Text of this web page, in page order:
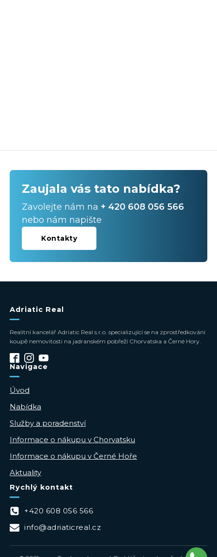
Zaujala vás tato nabídka?
Zavolejte nám na + 420 608 056 566
nebo nám napište
Kontakty
Adriatic Real
Realitní kancelář Adriatic Real s.r.o. specializující se na zprostředkování
koupě nemovitosti na jadranském pobřeží Chorvatska a Černé Hory.
Navigace
Úvod
Nabídka
Služby a poradenství
Informace o nákupu v Chorvatsku
Informace o nákupu v Černé Hoře
Aktuality
Rychlý kontakt
+420 608 056 566
info@adriaticreal.cz